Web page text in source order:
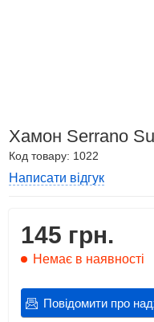
Хамон Serrano
Код товару: 1022
Написати відгук
145 грн.
Немає в наявності
Повідомити про